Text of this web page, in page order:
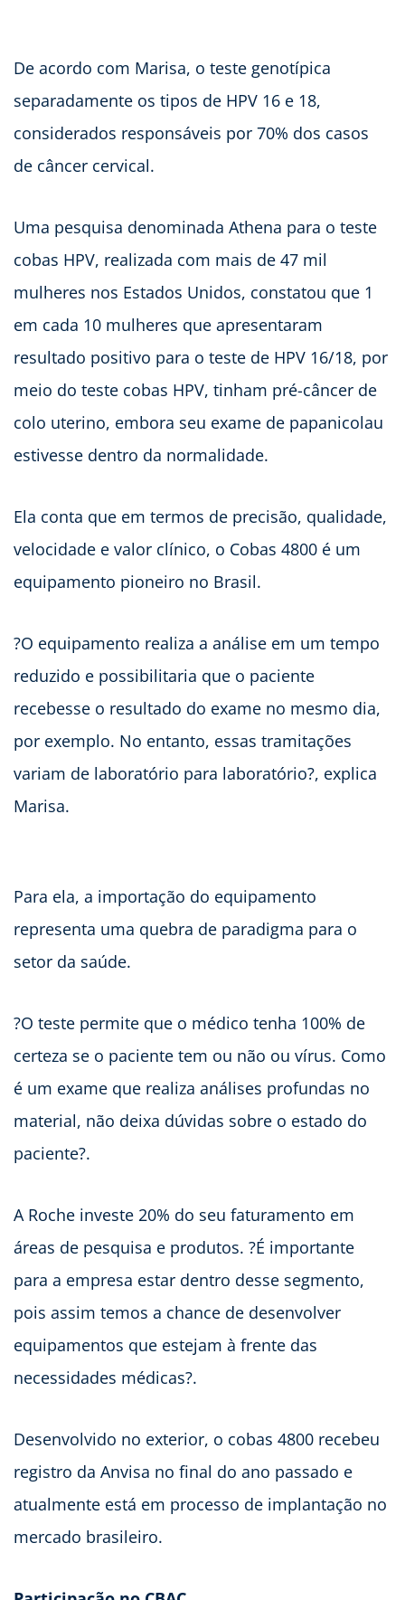
De acordo com Marisa, o teste genotípica
separadamente os tipos de HPV 16 e 18,
considerados responsáveis por 70% dos casos
de câncer cervical.
Uma pesquisa denominada Athena para o teste
cobas HPV, realizada com mais de 47 mil
mulheres nos Estados Unidos, constatou que 1
em cada 10 mulheres que apresentaram
resultado positivo para o teste de HPV 16/18, por
meio do teste cobas HPV, tinham pré-câncer de
colo uterino, embora seu exame de papanicolau
estivesse dentro da normalidade.
Ela conta que em termos de precisão, qualidade,
velocidade e valor clínico, o Cobas 4800 é um
equipamento pioneiro no Brasil.
?O equipamento realiza a análise em um tempo
reduzido e possibilitaria que o paciente
recebesse o resultado do exame no mesmo dia,
por exemplo. No entanto, essas tramitações
variam de laboratório para laboratório?, explica
Marisa.
Para ela, a importação do equipamento
representa uma quebra de paradigma para o
setor da saúde.
?O teste permite que o médico tenha 100% de
certeza se o paciente tem ou não ou vírus. Como
é um exame que realiza análises profundas no
material, não deixa dúvidas sobre o estado do
paciente?.
A Roche investe 20% do seu faturamento em
áreas de pesquisa e produtos. ?É importante
para a empresa estar dentro desse segmento,
pois assim temos a chance de desenvolver
equipamentos que estejam à frente das
necessidades médicas?.
Desenvolvido no exterior, o cobas 4800 recebeu
registro da Anvisa no final do ano passado e
atualmente está em processo de implantação no
mercado brasileiro.